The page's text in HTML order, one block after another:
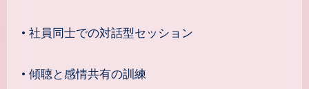
• 社員同士での対話型セッション
• 傾聴と感情共有の訓練